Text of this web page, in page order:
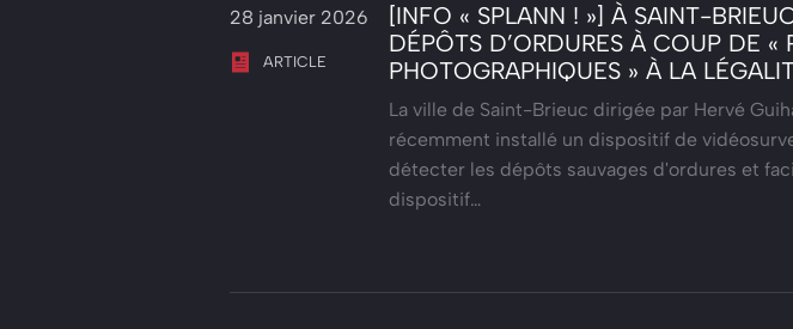
28 janvier 2026
ARTICLE
[INFO « SPLANN ! »] À SAINT-
DÉPÔTS D’ORDURES À COUP DE «
PHOTOGRAPHIQUES » À LA
La ville de Saint-Brieuc dirigée par Hervé
récemment installé un dispositif de
détecter les dépôts sauvages d'ordures et
dispositif…